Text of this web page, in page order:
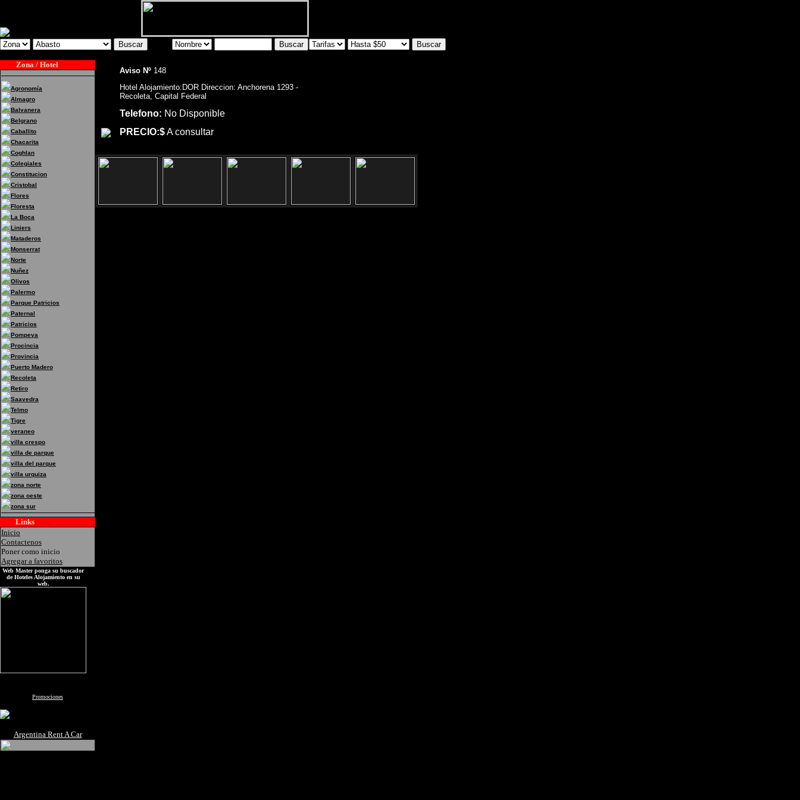
Zona / Hotel
Agronomía
Almagro
Balvanera
Belgrano
Caballito
Chacarita
Coghlan
Colegiales
Constitucion
Cristobal
Flores
Floresta
La Boca
Liniers
Mataderos
Monserrat
Norte
Nuñez
Olivos
Palermo
Parque Patricios
Paternal
Patricios
Pompeya
Procincia
Provincia
Puerto Madero
Recoleta
Retiro
Saavedra
Telmo
Tigre
veraneo
villa crespo
villa de parque
villa del parque
villa urquiza
zona norte
zona oeste
zona sur
Links
Inicio
Contactenos
Poner como inicio
Agregar a favoritos
Web Master ponga su buscador
de Hoteles Alojamiento en su
web.
Promociones
Argentina Rent A Car
Aviso Nº 148
Hotel Alojamiento:DOR Direccion: Anchorena 1293 -
Recoleta, Capital Federal
Telefono: No Disponible
PRECIO:$A consultar